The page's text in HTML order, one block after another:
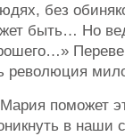
без
быть… Но
революция
поможет
в наши